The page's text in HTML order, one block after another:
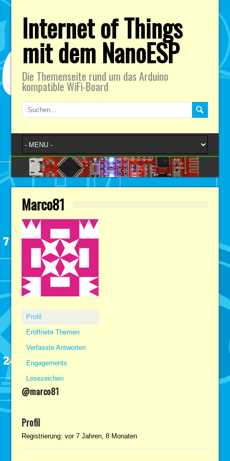
Internet of Things
mit dem NanoESP
Die Themenseite rund um das Arduino
kompatible WiFi-Board
Marco81
Profil
Eröffnete Themen
Verfasste Antworten
Engagements
Lesezeichen
@marco81
Profil
Registrierung: vor 7 Jahren, 8 Monaten